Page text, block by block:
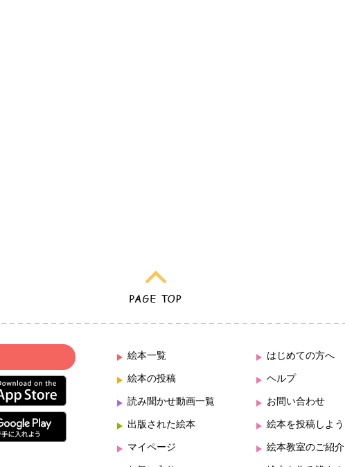
絵本一覧
絵本の投稿
読み聞かせ動画一覧
出版された絵本
マイページ
はじめての方へ
ヘルプ
お問い合わせ
絵本を投稿しよう
絵本教室のご紹介